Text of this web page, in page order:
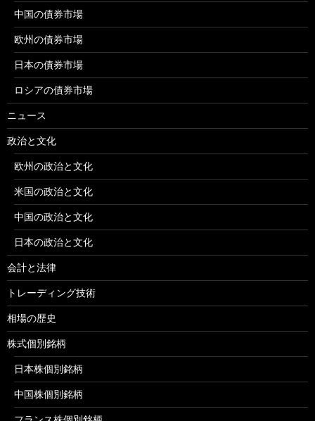
中国の債券市場
欧州の債券市場
日本の債券市場
ロシアの債券市場
ニュース
政治と文化
欧州の政治と文化
米国の政治と文化
中国の政治と文化
日本の政治と文化
会計と法律
トレーディング技術
相場の歴史
株式個別銘柄
日本株個別銘柄
中国株個別銘柄